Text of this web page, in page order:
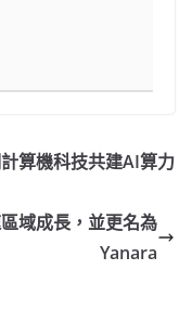
算機科技共建AI算力
域成長，並更名為
Yanara